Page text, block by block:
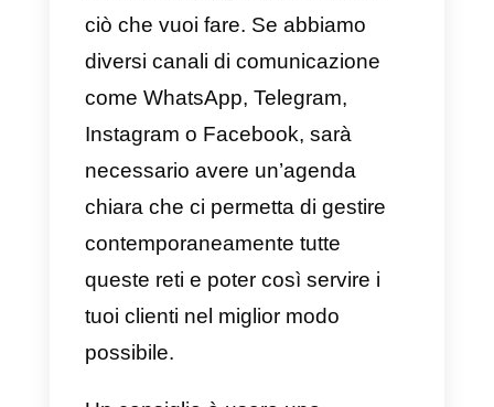
rappresentanti applicano ai clienti
in modo tale che si possa
aumentare la possibilità che detto
cliente effettui un acquisto
soddisfacente.
In genere, questi metodi di
vendita vengono applicati dopo
aver spiegato completamente la